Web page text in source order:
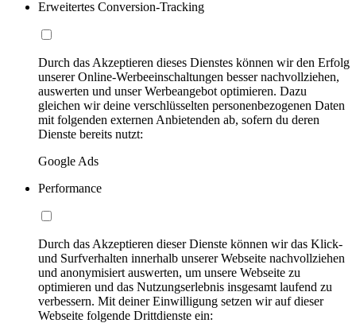
Erweitertes Conversion-Tracking
Durch das Akzeptieren dieses Dienstes können wir den Erfolg
unserer Online-Werbeeinschaltungen besser nachvollziehen,
auswerten und unser Werbeangebot optimieren. Dazu
gleichen wir deine verschlüsselten personenbezogenen Daten
mit folgenden externen Anbietenden ab, sofern du deren
Dienste bereits nutzt:
Google Ads
Performance
Durch das Akzeptieren dieser Dienste können wir das Klick-
und Surfverhalten innerhalb unserer Webseite nachvollziehen
und anonymisiert auswerten, um unsere Webseite zu
optimieren und das Nutzungserlebnis insgesamt laufend zu
verbessern. Mit deiner Einwilligung setzen wir auf dieser
Webseite folgende Drittdienste ein: